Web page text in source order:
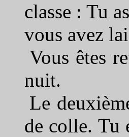
classe : Tu
vous avez
Vous êtes
nuit.
Le
de colle. Tu